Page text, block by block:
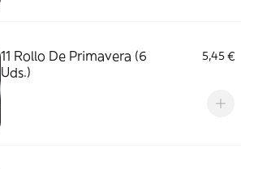
11 Rollo De Primavera (6
Uds.)
5,45 €